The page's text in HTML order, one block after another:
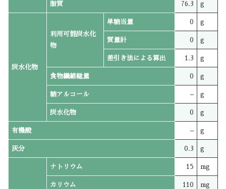
脂質 76.3 g
炭水化物
利用可能炭水化
物
単糖当量 0 g
質量計 0 g
差引き法による算出 1.3 g
食物繊維総量 0 g
糖アルコール – g
炭水化物 0 g
有機酸 – g
灰分 0.3 g
ナトリウム 15 mg
カリウム 110 mg